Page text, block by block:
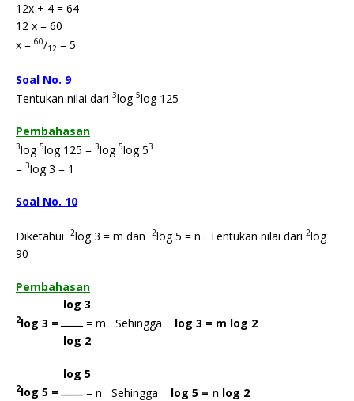
12x + 4 = 64
12 x = 60
x = 60/12 = 5
Soal No. 9
Tentukan nilai dari 3log 5log 125
Pembahasan
3log 5log 125 = 3log 5log 53
= 3log 3 = 1
Soal No. 10
Diketahui 2log 3 = m dan 2log 5 = n . Tentukan nilai dari 2log
90
Pembahasan
log 3
2log 3 = = m Sehingga log 3 = m log 2
log 2
log 5
2log 5 = = n Sehingga log 5 = n log 2